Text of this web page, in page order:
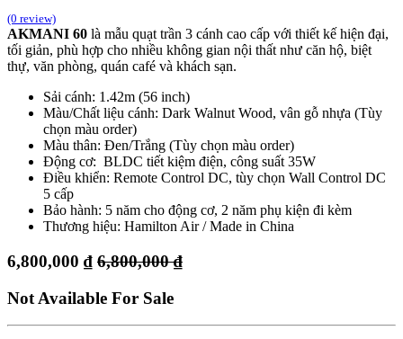
(0 review)
AKMANI 60 là mẫu quạt trần 3 cánh cao cấp với thiết kế hiện đại,
tối giản, phù hợp cho nhiều không gian nội thất như căn hộ, biệt
thự, văn phòng, quán café và khách sạn.
Sải cánh: 1.42m (56 inch)
Màu/Chất liệu cánh: Dark Walnut Wood, vân gỗ nhựa (Tùy
chọn màu order)
Màu thân: Đen/Trắng (Tùy chọn màu order)
Động cơ: BLDC tiết kiệm điện, công suất 35W
Điều khiển: Remote Control DC, tùy chọn Wall Control DC
5 cấp
Bảo hành: 5 năm cho động cơ, 2 năm phụ kiện đi kèm
Thương hiệu: Hamilton Air / Made in China
6,800,000 ₫ 6,800,000₫
Not Available For Sale